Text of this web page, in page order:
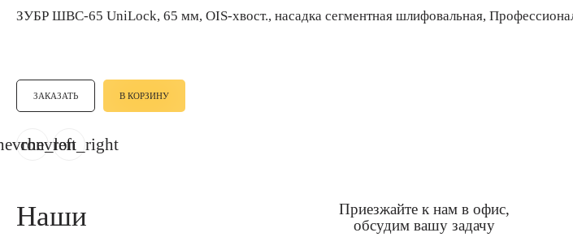
ЗУБР ШВС-65 UniLock, 65 мм, OIS-хвост., насадка сегментная шлифовальная,
ЗАКАЗАТЬ В КОРЗИНУ
chevron_right
Наши
Приезжайте к нам в офис,
обсудим вашу задачу